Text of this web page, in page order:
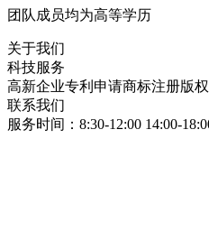
团队成员均为高等学历
关于我们
科技服务
高新企业专利申请商标注册版
联系我们
服务时间：8:30-12:00 14:00-